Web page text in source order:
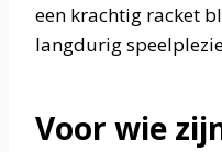
een krachtig racket
langdurig
Voor wie